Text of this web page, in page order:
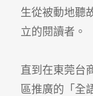
生從被動地聽
立的閱讀者。
直到在東莞台
區推廣的「全